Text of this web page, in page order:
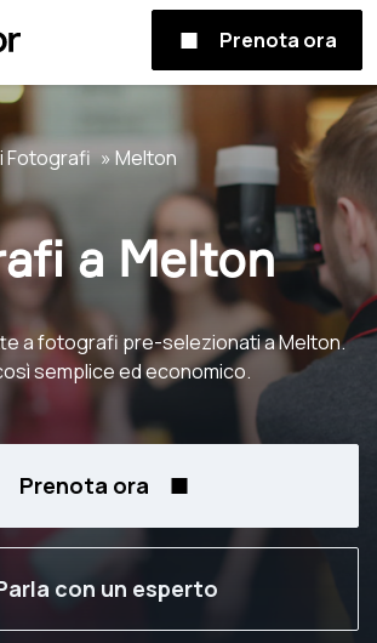
Prenota ora
Fotografi Melton
a Melton
a fotografi pre-selezionati a Melton.
semplice ed economico.
Prenota ora
con un esperto